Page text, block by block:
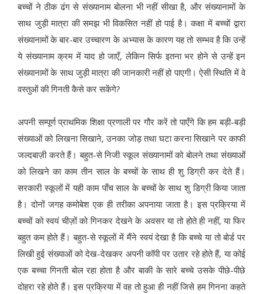
बच्चों ने ठीक ढंग से संख्यानाम बोलना भी नहीं सीखा है, और संख्यानामों के
साथ जुड़ी मात्रा की समझ भी विकसित नहीं हो पाई है। कक्षा में बच्चों द्वारा
संख्यानामों के बार-बार उच्चारण के अभ्यास के कारण यह तो सम्भव है कि उन्हें
ये संख्यानाम क्रम में याद हो जाएँ, लेकिन सिर्फ इतना भर होने से उन्हें इन
संख्यानामों के साथ जुड़ी मात्रा की जानकारी नहीं हो पाएगी। ऐसी स्थिति में वे
वस्तुओं की गिनती कैसे कर सकेंगे?
अपनी सम्पूर्ण प्राथमिक शिक्षा प्रणाली पर गौर करें तो पाएँगे कि हम बड़ी-बड़ी
संख्याओं को लिखना सिखाने, उनका जोड़ तथा घटा करना सिखाने पर काफी
जल्दबाज़ी करते हैं। बहुत-से निजी स्कूल संख्यानामों को बोलने तथा संख्याओं
को लिखने का काम तीन साल के बच्चों के साथ ही शु डिग्री कर देते हैं।
सरकारी स्कूलों में यही काम पाँच साल के बच्चों के साथ शु डिग्री किया जाता
है। दोनों जगह कमोबेश एक ही तरीका अपनाया जाता है। इस प्रक्रिया में
बच्चों को स्वयं चीज़ों को गिनकर देखने के अवसर या तो होते ही नहीं, या फिर
बहुत कम होते हैं। बहुत-से स्कूलों में मैंने स्वयं देखा है कि बच्चे या तो बोर्ड पर
लिखी हुई संख्याओं को देख-देखकर अपनी कॉपी पर उतार रहे होते हैं, या कोई
एक बच्चा गिनती बोल रहा होता है और बाकी के सारे बच्चे उसके पीछे-पीछे
दोहरा रहे होते हैं। इस प्रक्रिया में वह तो हुआ ही नहीं जिसे हम गिनना कहते